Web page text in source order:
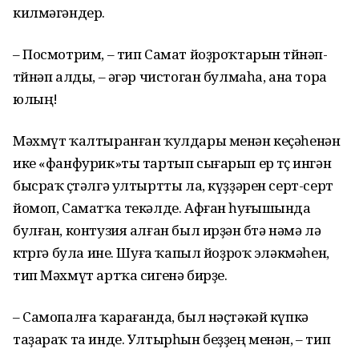
килмәгәндер.
– Посмотрим, – тип Самат йоҙроҡтарын төйнәп-
төйнәп алды, – әгәр чистоган булмаһа, ана тора
юлың!
Мәхмүт ҡалтыранған ҡулдары менән кеҫәһенән
ике «фанфурик»ты тартып сығарып ер төҫө ингән
бысраҡ өҫтәлгә ултыртты ла, күҙҙәрен серт-серт
йомоп, Саматҡа текәлде. Афған һуғышында
булған, контузия алған был ирҙән бөтә нәмә лә
көтөргә була ине. Шуға ҡапыл йоҙроҡ эләкмәһен,
тип Мәхмүт артҡа сигенә бирҙе.
– Самопалға ҡарағанда, был нәҫтәкәй күпкә
таҙараҡ та инде. Ултырһын беҙҙең менән, – тип